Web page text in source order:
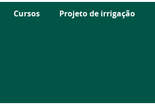
Cursos Projeto de irrigação